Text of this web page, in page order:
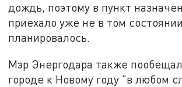
дождь, поэтому в пункт
приехало уже не в том
планировалось.
Мэр Энергодара также
городе к Новому году "в любом